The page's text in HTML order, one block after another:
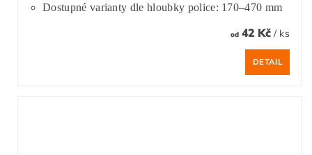
Dostupné varianty dle hloubky police: 170–470 mm
od42 Kč / ks
DETAIL